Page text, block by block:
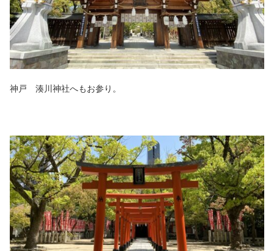
神戸 湊川神社へもお参り。